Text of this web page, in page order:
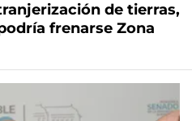
de tierras,
frenarse Zona